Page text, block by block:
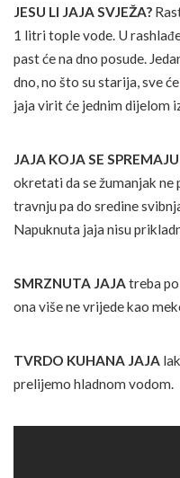
JESU LI JAJA SVJEŽA?
1 litri tople vode. U
past će na dno posude.
dno, no što su starija, sve
jaja virit će jednim dijelom
JAJA KOJA SE SPREMAJU
okretati da se žumanjak ne
travnju pa do sredine
Napuknuta jaja nisu
SMRZNUTA JAJAtreba
ona više ne vrijede kao
TVRDO KUHANA JAJA
prelijemo hladnom vodom.